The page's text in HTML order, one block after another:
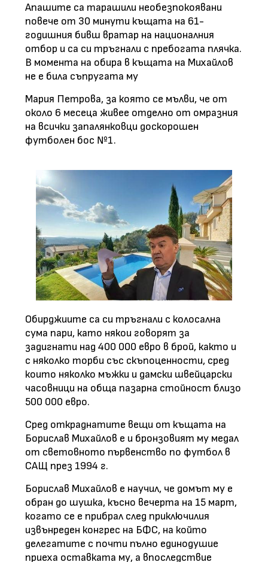
Апашите са тарашили необезпокоявани
повече от 30 минути къщата на 61-
годишния бивш вратар на националния
отбор и са си тръгнали с пребогата плячка.
В момента на обира в къщата на Михайлов
не е била съпругата му
Мария Петрова, за която се мълви, че от
около 6 месеца живее отделно от омразния
на всички запалянковци доскорошен
футболен бос №1.
Обирджиите са си тръгнали с колосална
сума пари, като някои говорят за
задигнати над 400 000 евро в брой, както и
с няколко торби със скъпоценности, сред
които няколко мъжки и дамски швейцарски
часовници на обща пазарна стойност близо
500 000 евро.
Сред откраднатите вещи от къщата на
Борислав Михайлов е и бронзовият му медал
от световното първенство по футбол в
САЩ през 1994 г.
Борислав Михайлов е научил, че домът му е
обран до шушка, късно вечерта на 15 март,
когато се е прибрал след приключилия
извънреден конгрес на БФС, на който
делегатите с почти пълно единодушие
приеха оставката му, а впоследствие